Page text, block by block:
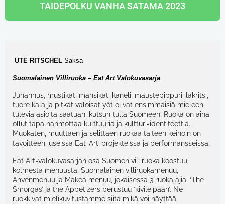
TAIDEPOLKU VANHA SATAMA 2023
UTE RITSCHEL Saksa
Suomalainen Villiruoka – Eat Art Valokuvasarja
Juhannus, mustikat, mansikat, kaneli, maustepippuri, lakritsi,
tuore kala ja pitkät valoisat yöt olivat ensimmäisiä mieleeni
tulevia asioita saatuani kutsun tulla Suomeen. Ruoka on aina
ollut tapa hahmottaa kulttuuria ja kultturi-identiteettiä.
Muokaten, muuttaen ja selittäen ruokaa taiteen keinoin on
tavoitteeni useissa Eat-Art-projekteissa ja performansseissa.
Eat Art-valokuvasarjan osa Suomen villiruoka koostuu
kolmesta menuusta, Suomalainen villiruokamenuu,
Ahvenmenuu ja Makea menuu, jokaisessa 3 ruokalajia. ‘The
Smörgas’ ja the Appetizers perustuu ‘kivileipään’. Ne
ruokkivat mielikuvitustamme siitä mikä voi näyttää